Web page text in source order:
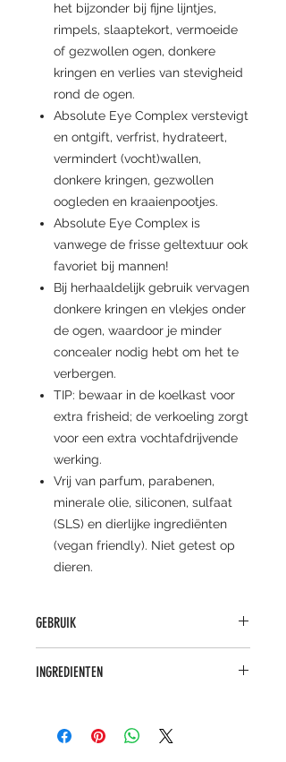
het bijzonder bij fijne lijntjes,
rimpels, slaaptekort, vermoeide
of gezwollen ogen, donkere
kringen en verlies van stevigheid
rond de ogen.
Absolute Eye Complex verstevigt
en ontgift, verfrist, hydrateert,
vermindert (vocht)wallen,
donkere kringen, gezwollen
oogleden en kraaienpootjes.
Absolute Eye Complex is
vanwege de frisse geltextuur ook
favoriet bij mannen!
Bij herhaaldelijk gebruik vervagen
donkere kringen en vlekjes onder
de ogen, waardoor je minder
concealer nodig hebt om het te
verbergen.
TIP: bewaar in de koelkast voor
extra frisheid; de verkoeling zorgt
voor een extra vochtafdrijvende
werking.
Vrij van parfum, parabenen,
minerale olie, siliconen, sulfaat
(SLS) en dierlijke ingrediënten
(vegan friendly). Niet getest op
dieren.
GEBRUIK
Eye Complex mag worden
totaalaanpak van de huid rondom
INGREDIENTEN
Peptiden, sodium hyaluronaat, 1%
vitamine B3 (niacinamide),